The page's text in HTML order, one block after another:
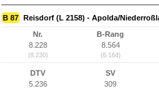
B 87 Reisdorf (L 2158) - Apolda/
Nr.
8.228
(8.230)
B-Rang
8.564
(6.164)
DTV
5.236
SV
309